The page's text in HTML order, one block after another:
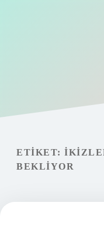
Gizlilik Politikası
ETIKET:
BEKLIYOR